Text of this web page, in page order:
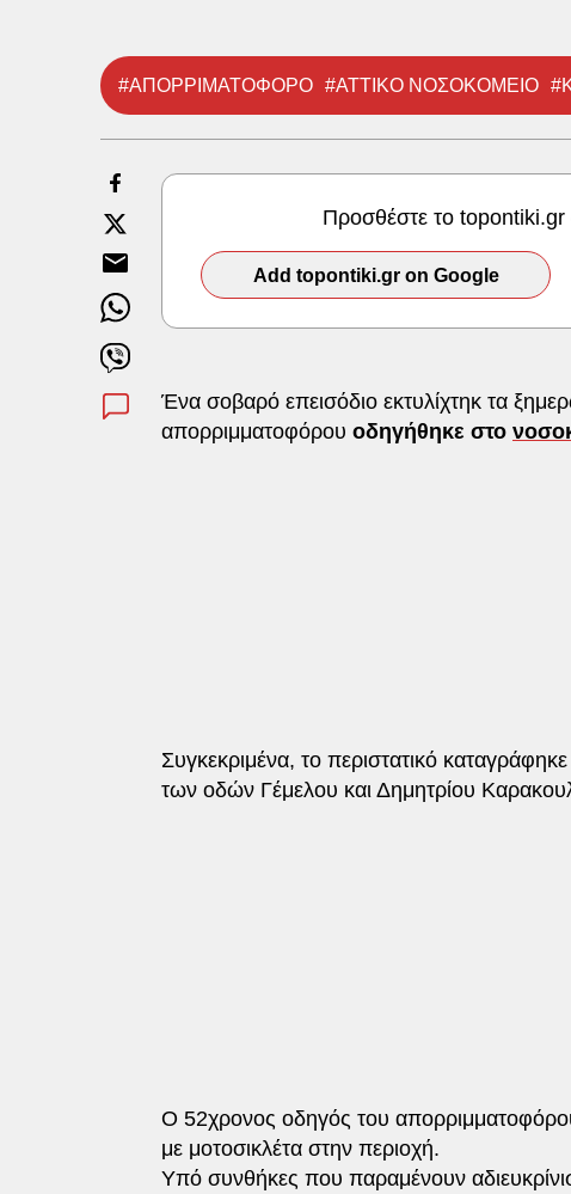
#ΑΠΟΡΡΙΜΑΤΟΦΟΡΟ #ΑΤΤΙΚΟ ΝΟΣΟΚΟΜΕΙΟ
Προσθέστε το
Add topontiki.gr on Google
Ένα σοβαρό επεισόδιο εκτυλίχτηκ τα
απορριμματοφόρου οδηγήθηκε στο
Συγκεκριμένα, το περιστατικό
των οδών Γέμελου και Δημητρίου
Ο 52χρονος οδηγός του
με μοτοσικλέτα στην περιοχή.
Υπό συνθήκες που παραμένουν